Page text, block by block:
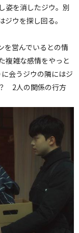
姿を消したジウ。別
ウを探し回る。
を営んでいるとの情
複雑な感情をやっと
会うジウの隣にはジ
2人の関係の行方